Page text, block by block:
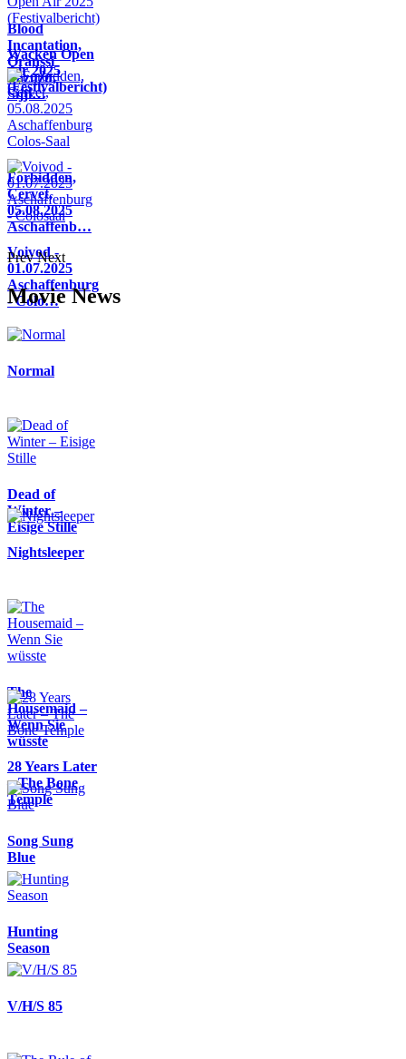
Blood
Incantation,
Oranssi
Pazuzu,
Sijji…
Wacken Open
Air 2025
(Festivalbericht)
Forbidden,
Cervet,
05.08.2025
Aschaffenb…
Voivod -
01.07.2025
Aschaffenburg
- Colo…
Prev Next
Movie News
Normal
Dead of
Winter –
Eisige Stille
Nightsleeper
The
Housemaid –
Wenn Sie
wüsste
28 Years Later
– The Bone
Temple
Song Sung
Blue
Hunting
Season
V/H/S 85